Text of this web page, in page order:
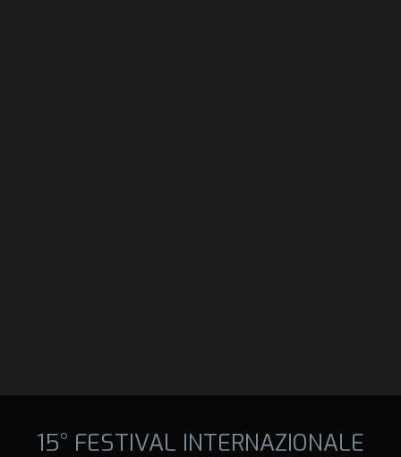
15° FESTIVAL INTERNAZIONALE